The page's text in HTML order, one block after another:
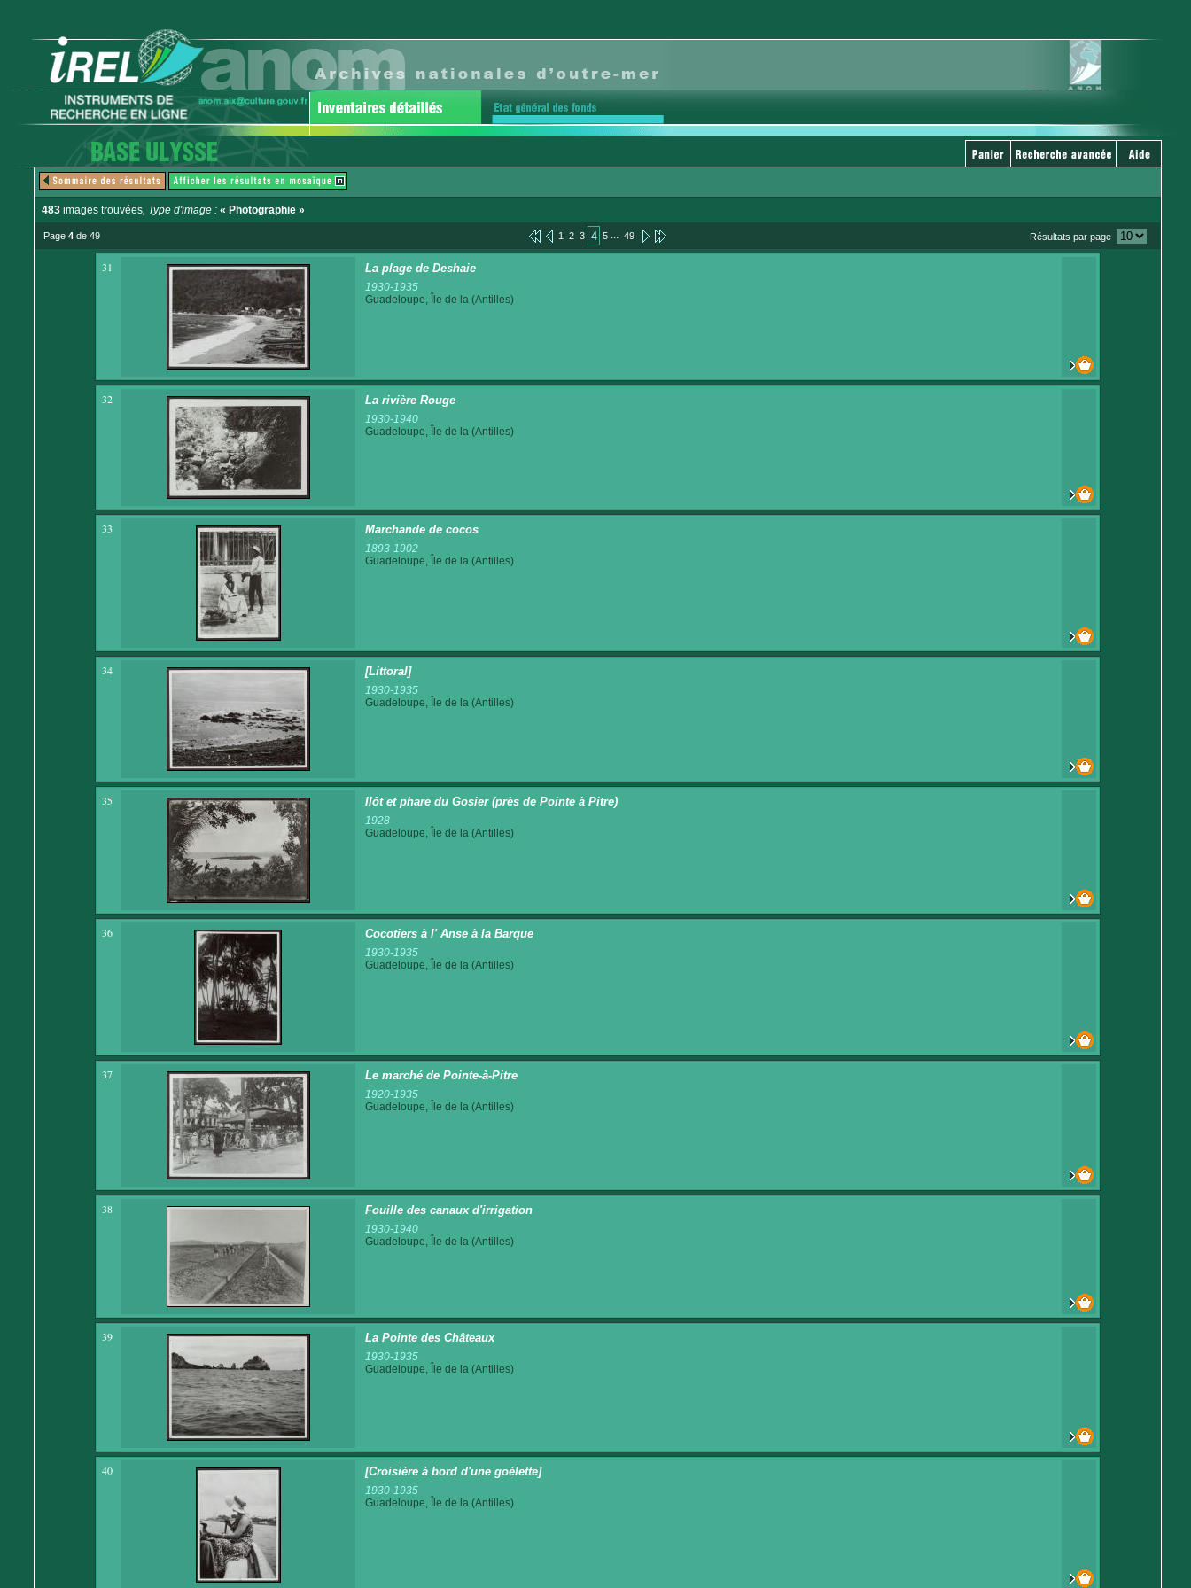
483 images trouvées, Type d'image : « Photographie »
Page 4 de 49 1 2 3 4 5 ... 49 Résultats par page
31 La plage de Deshaie
1930-1935
Guadeloupe, Île de la (Antilles)
32 La rivière Rouge
1930-1940
Guadeloupe, Île de la (Antilles)
33 Marchande de cocos
1893-1902
Guadeloupe, Île de la (Antilles)
34 [Littoral]
1930-1935
Guadeloupe, Île de la (Antilles)
35 Ilôt et phare du Gosier (près de Pointe à Pitre)
1928
Guadeloupe, Île de la (Antilles)
36 Cocotiers à l' Anse à la Barque
1930-1935
Guadeloupe, Île de la (Antilles)
37 Le marché de Pointe-à-Pitre
1920-1935
Guadeloupe, Île de la (Antilles)
38 Fouille des canaux d'irrigation
1930-1940
Guadeloupe, Île de la (Antilles)
39 La Pointe des Châteaux
1930-1935
Guadeloupe, Île de la (Antilles)
40 [Croisière à bord d'une goélette]
1930-1935
Guadeloupe, Île de la (Antilles)